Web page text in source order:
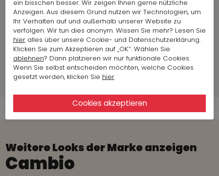
Taillen- / Hüftgröße: 74 cm - 90 cm
Mode-Modell info
Markeninformationen
Weitere Looks der Marke anzeigen
Cambio
ein bisschen besser. Wir zeigen Ihnen gerne nützliche
Anzeigen. Aus diesem Grund nutzen wir Technologien, um
Ihr Verhalten auf und außerhalb unserer Website zu
verfolgen. Wir tun dies anonym. Wissen Sie mehr? Lesen Sie
hieralles über unsere Cookie- und Datenschutzerklärung.
Klicken Sie zum Akzeptieren auf „OK“. Wählen Sie
ablehnen? Dann platzieren wir nur funktionale Cookies.
Wenn Sie selbst entscheiden möchten, welche Cookies
gesetzt werden, klicken Sie hier.